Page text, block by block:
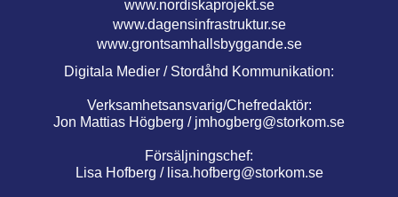
www.nordiskaprojekt.se
www.dagensinfrastruktur.se
www.grontsamhallsbyggande.se
Digitala Medier / Stordåhd Kommunikation:
Verksamhetsansvarig/Chefredaktör:
Jon Mattias Högberg / jmhogberg@storkom.se
Försäljningschef:
Lisa Hofberg / lisa.hofberg@storkom.se